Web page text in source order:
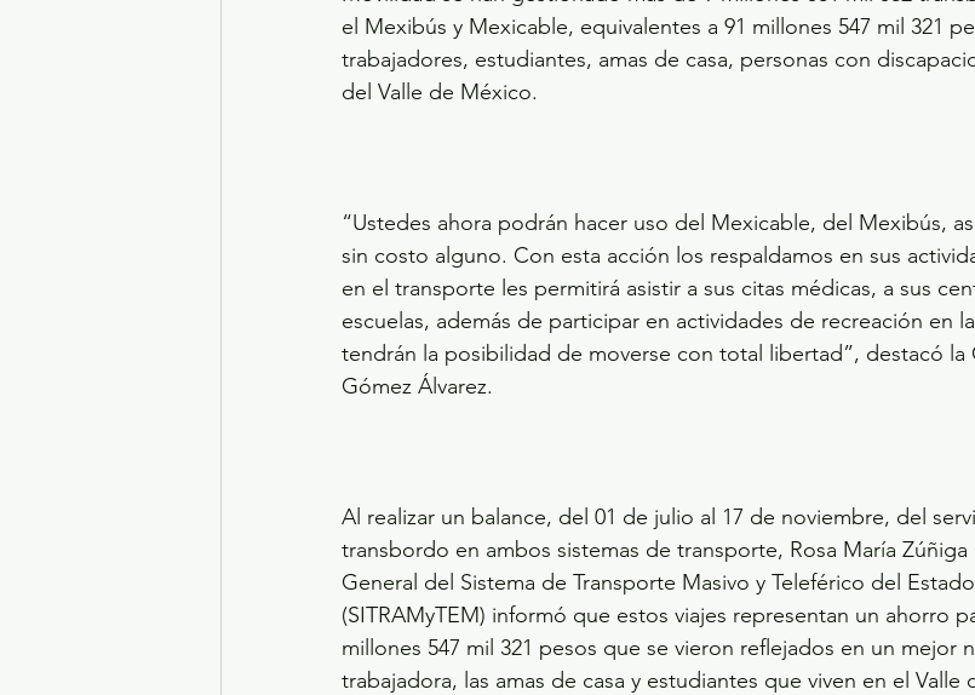
el Mexibús y Mexicable, equivalentes a 91 millones 547 mil 321
trabajadores, estudiantes, amas de casa, personas con
del Valle de México.
“Ustedes ahora podrán hacer uso del Mexicable, del Mexibús,
sin costo alguno. Con esta acción los respaldamos en sus
en el transporte les permitirá asistir a sus citas médicas, a sus
escuelas, además de participar en actividades de recreación en
tendrán la posibilidad de moverse con total libertad”, destacó la
Gómez Álvarez.
Al realizar un balance, del 01 de julio al 17 de noviembre, del
transbordo en ambos sistemas de transporte, Rosa María Zúñiga
General del Sistema de Transporte Masivo y Teleférico del
(SITRAMyTEM) informó que estos viajes representan un ahorro
millones 547 mil 321 pesos que se vieron reflejados en un mejor
trabajadora, las amas de casa y estudiantes que viven en el Valle